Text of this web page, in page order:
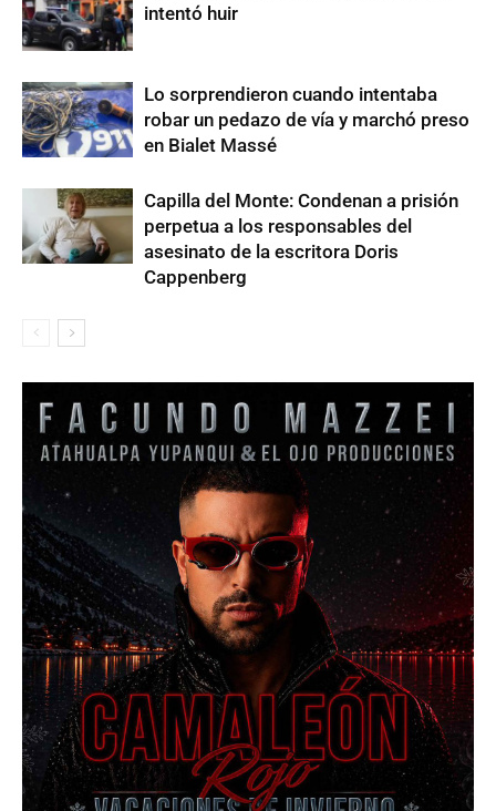
intentó huir
Lo sorprendieron cuando intentaba
robar un pedazo de vía y marchó preso
en Bialet Massé
Capilla del Monte: Condenan a prisión
perpetua a los responsables del
asesinato de la escritora Doris
Cappenberg